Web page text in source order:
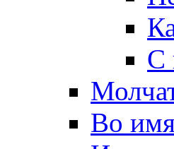
С
Во